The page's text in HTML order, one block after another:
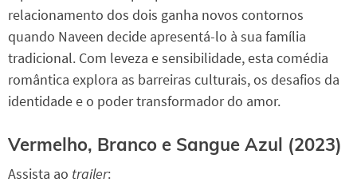
relacionamento dos dois ganha novos contornos
quando Naveen decide apresentá-lo à sua família
tradicional. Com leveza e sensibilidade, esta comédia
romântica explora as barreiras culturais, os desafios da
identidade e o poder transformador do amor.
Vermelho, Branco e Sangue Azul (2023)
Assista ao trailer: